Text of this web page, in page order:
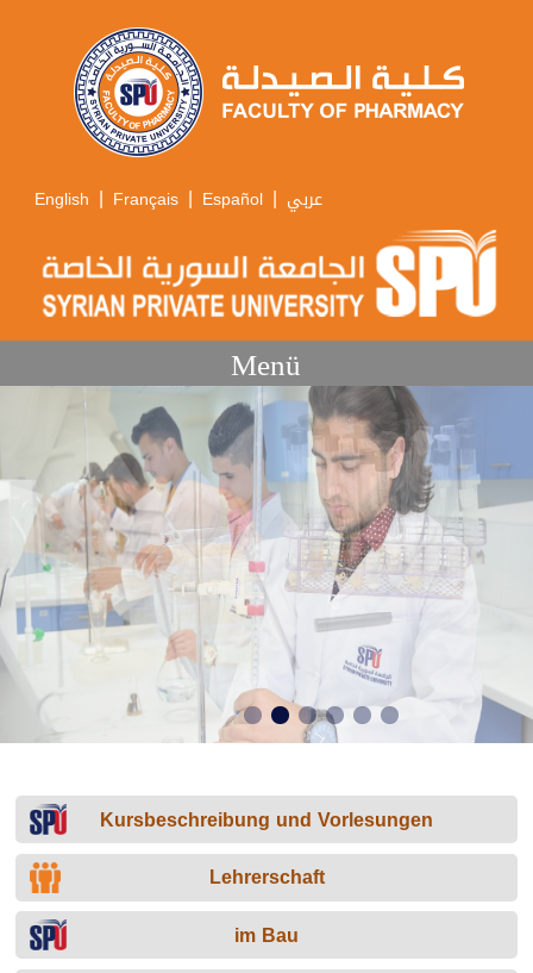
English | Français | Español | عربي
Menü
Kursbeschreibung und Vorlesungen
Lehrerschaft
im Bau